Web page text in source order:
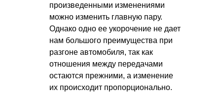
произведенными изменениями
можно изменить главную пару.
Однако одно ее укорочение не дает
нам большого преимущества при
разгоне автомобиля, так как
отношения между передачами
остаются прежними, а изменение
их происходит пропорционально.